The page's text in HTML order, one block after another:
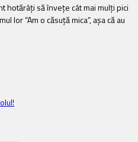
hotărâți să învețe cât mai mulți pici
lor “Am o căsuță mica”, așa că au